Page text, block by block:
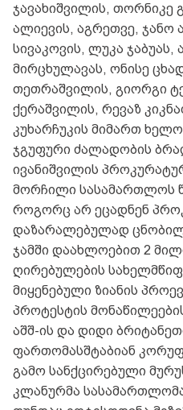
ჯავახიშვილის, თორნიკე
ალიევის, აგრეთვე, ჯანო
სივაკოვის, ლუკა ჯაბუას,
მირცხულავას, ონისე
თეთრაშვილის, გიორგი
ქერაშვილის, რევაზ
კუხარჩუკის მიმართ
ჯგუფური ძალადობის
ივანიშვილის
მორჩილი სასამართლოს
როგორც არ ეცადნენ
დაზარალებულად
ჯამში დაახლოებით 2
ღირებულების
მიყენებული ზიანის
პროტესტის
აშშ-ის და დიდი
ფართომასშტაბიან
გამო სანქცირებული
კლანურმა